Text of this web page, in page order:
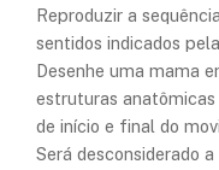
Reproduzir a
sentidos indicados
Desenhe uma mama
estruturas
de início e final do
Será desconsiderado